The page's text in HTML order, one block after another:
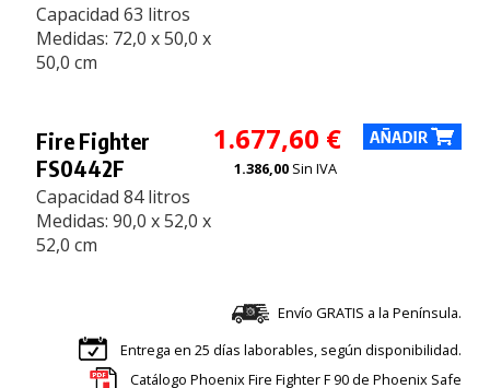
Capacidad 63 litros
Medidas: 72,0 x 50,0 x
50,0 cm
Fire Fighter
FS0442F
Capacidad 84 litros
Medidas: 90,0 x 52,0 x
52,0 cm
1.677,60 €
1.386,00 Sin IVA
Envío GRATIS a la Península.
Entrega en 25 días laborables, según disponibilidad.
Catálogo Phoenix Fire Fighter F 90 de Phoenix Safe